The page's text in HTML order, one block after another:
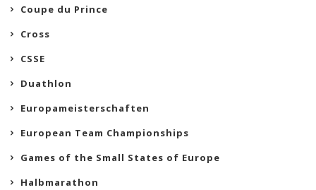
Coupe du Prince
Cross
CSSE
Duathlon
Europameisterschaften
European Team Championships
Games of the Small States of Europe
Halbmarathon